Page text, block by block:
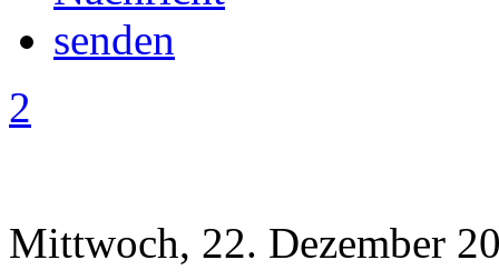
2
Mittwoch, 22. Dezember